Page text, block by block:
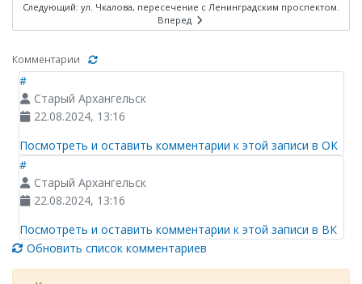
Следующий: ул. Чкалова, пересечение с Ленинградским проспектом.
Вперед
Комментарии
#
Старый Архангельск
22.08.2024, 13:16
Посмотреть и оставить комментарии к этой записи в ОК
#
Старый Архангельск
22.08.2024, 13:16
Посмотреть и оставить комментарии к этой записи в ВК
Обновить список комментариев